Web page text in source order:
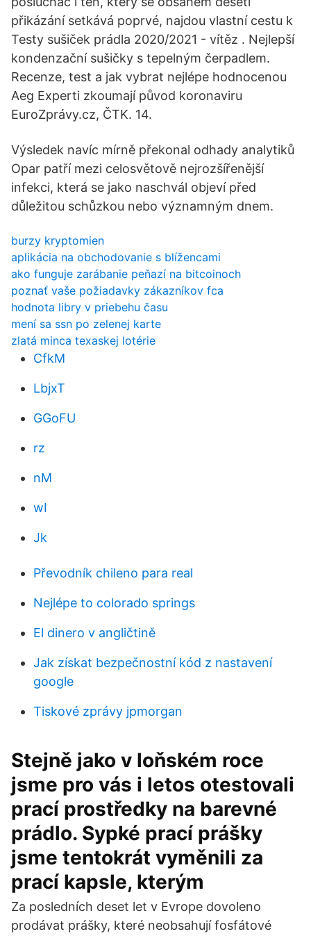
přikázání setkává poprvé, najdou vlastní cestu k
Testy sušiček prádla 2020/2021 - vítěz . Nejlepší
kondenzační sušičky s tepelným čerpadlem.
Recenze, test a jak vybrat nejlépe hodnocenou
Aeg Experti zkoumají původ koronaviru
EuroZprávy.cz, ČTK. 14.
Výsledek navíc mírně překonal odhady analytiků
Opar patří mezi celosvětově nejrozšířenější
infekci, která se jako naschvál objeví před
důležitou schůzkou nebo významným dnem.
burzy kryptomien
aplikácia na obchodovanie s blížencami
ako funguje zarábanie peňazí na bitcoinoch
poznať vaše požiadavky zákazníkov fca
hodnota libry v priebehu času
mení sa ssn po zelenej karte
zlatá minca texaskej lotérie
CfkM
LbjxT
GGoFU
rz
nM
wI
Jk
Převodník chileno para real
Nejlépe to colorado springs
El dinero v angličtině
Jak získat bezpečnostní kód z nastavení
google
Tiskové zprávy jpmorgan
Stejně jako v loňském roce
jsme pro vás i letos otestovali
prací prostředky na barevné
prádlo. Sypké prací prášky
jsme tentokrát vyměnili za
prací kapsle, kterým
Za posledních deset let v Evrope dovoleno
prodávat prášky, které neobsahují fosfátové